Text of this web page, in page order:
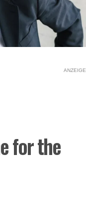
ANZEIGE
for the